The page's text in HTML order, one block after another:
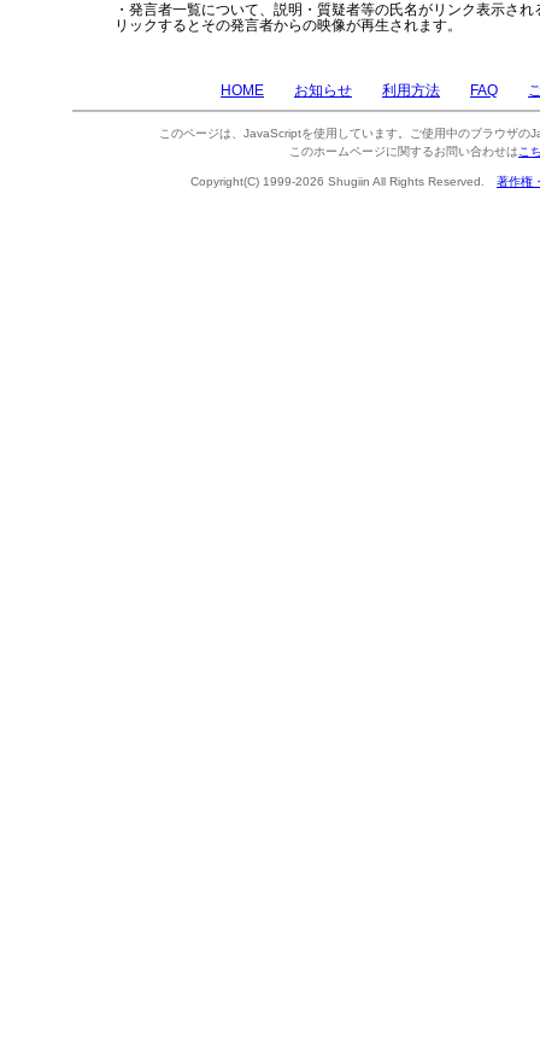
・発言者一覧について、説明・質疑者等の氏名がリンク表示さ
リックするとその発言者からの映像が再生されます。
HOME お知らせ 利用方法 FAQ
このページは、JavaScriptを使用しています。ご使用中のブラウザの
このホームページに関するお問い合わせは こ
Copyright(C) 1999-2026 Shugiin All Rights Reserved. 著作権